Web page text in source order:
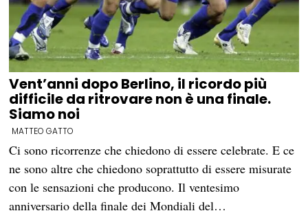
Vent’anni dopo Berlino, il ricordo più
difficile da ritrovare non è una finale.
Siamo noi
MATTEO GATTO
Ci sono ricorrenze che chiedono di essere celebrate. E ce
ne sono altre che chiedono soprattutto di essere misurate
con le sensazioni che producono. Il ventesimo
anniversario della finale dei Mondiali del…